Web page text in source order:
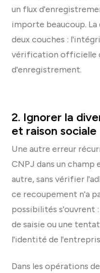
un flux
importe beaucoup.
deux couches :
vérification officielle
d'enregistrement.
2. Ignorer la
et raison sociale
Une autre erreur
CNPJ dans un champ
autre, sans vérifier
ce recoupement n'a
possibilités s'ouvrent
de saisie ou une
l'identité de
Dans les opérations